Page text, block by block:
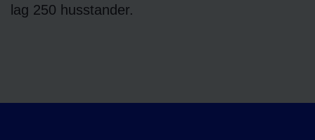
lag 250 husstander.